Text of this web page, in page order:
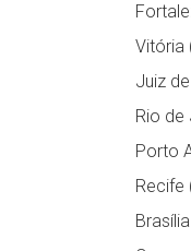
Vitória
Juiz
Rio de
Porto
Recife